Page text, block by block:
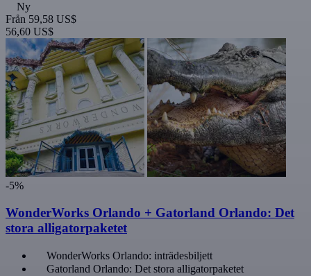
Ny
Från 59,58 US$
56,60 US$
-5%
WonderWorks Orlando + Gatorland Orlando: Det
stora alligatorpaketet
WonderWorks Orlando: inträdesbiljett
Gatorland Orlando: Det stora alligatorpaketet